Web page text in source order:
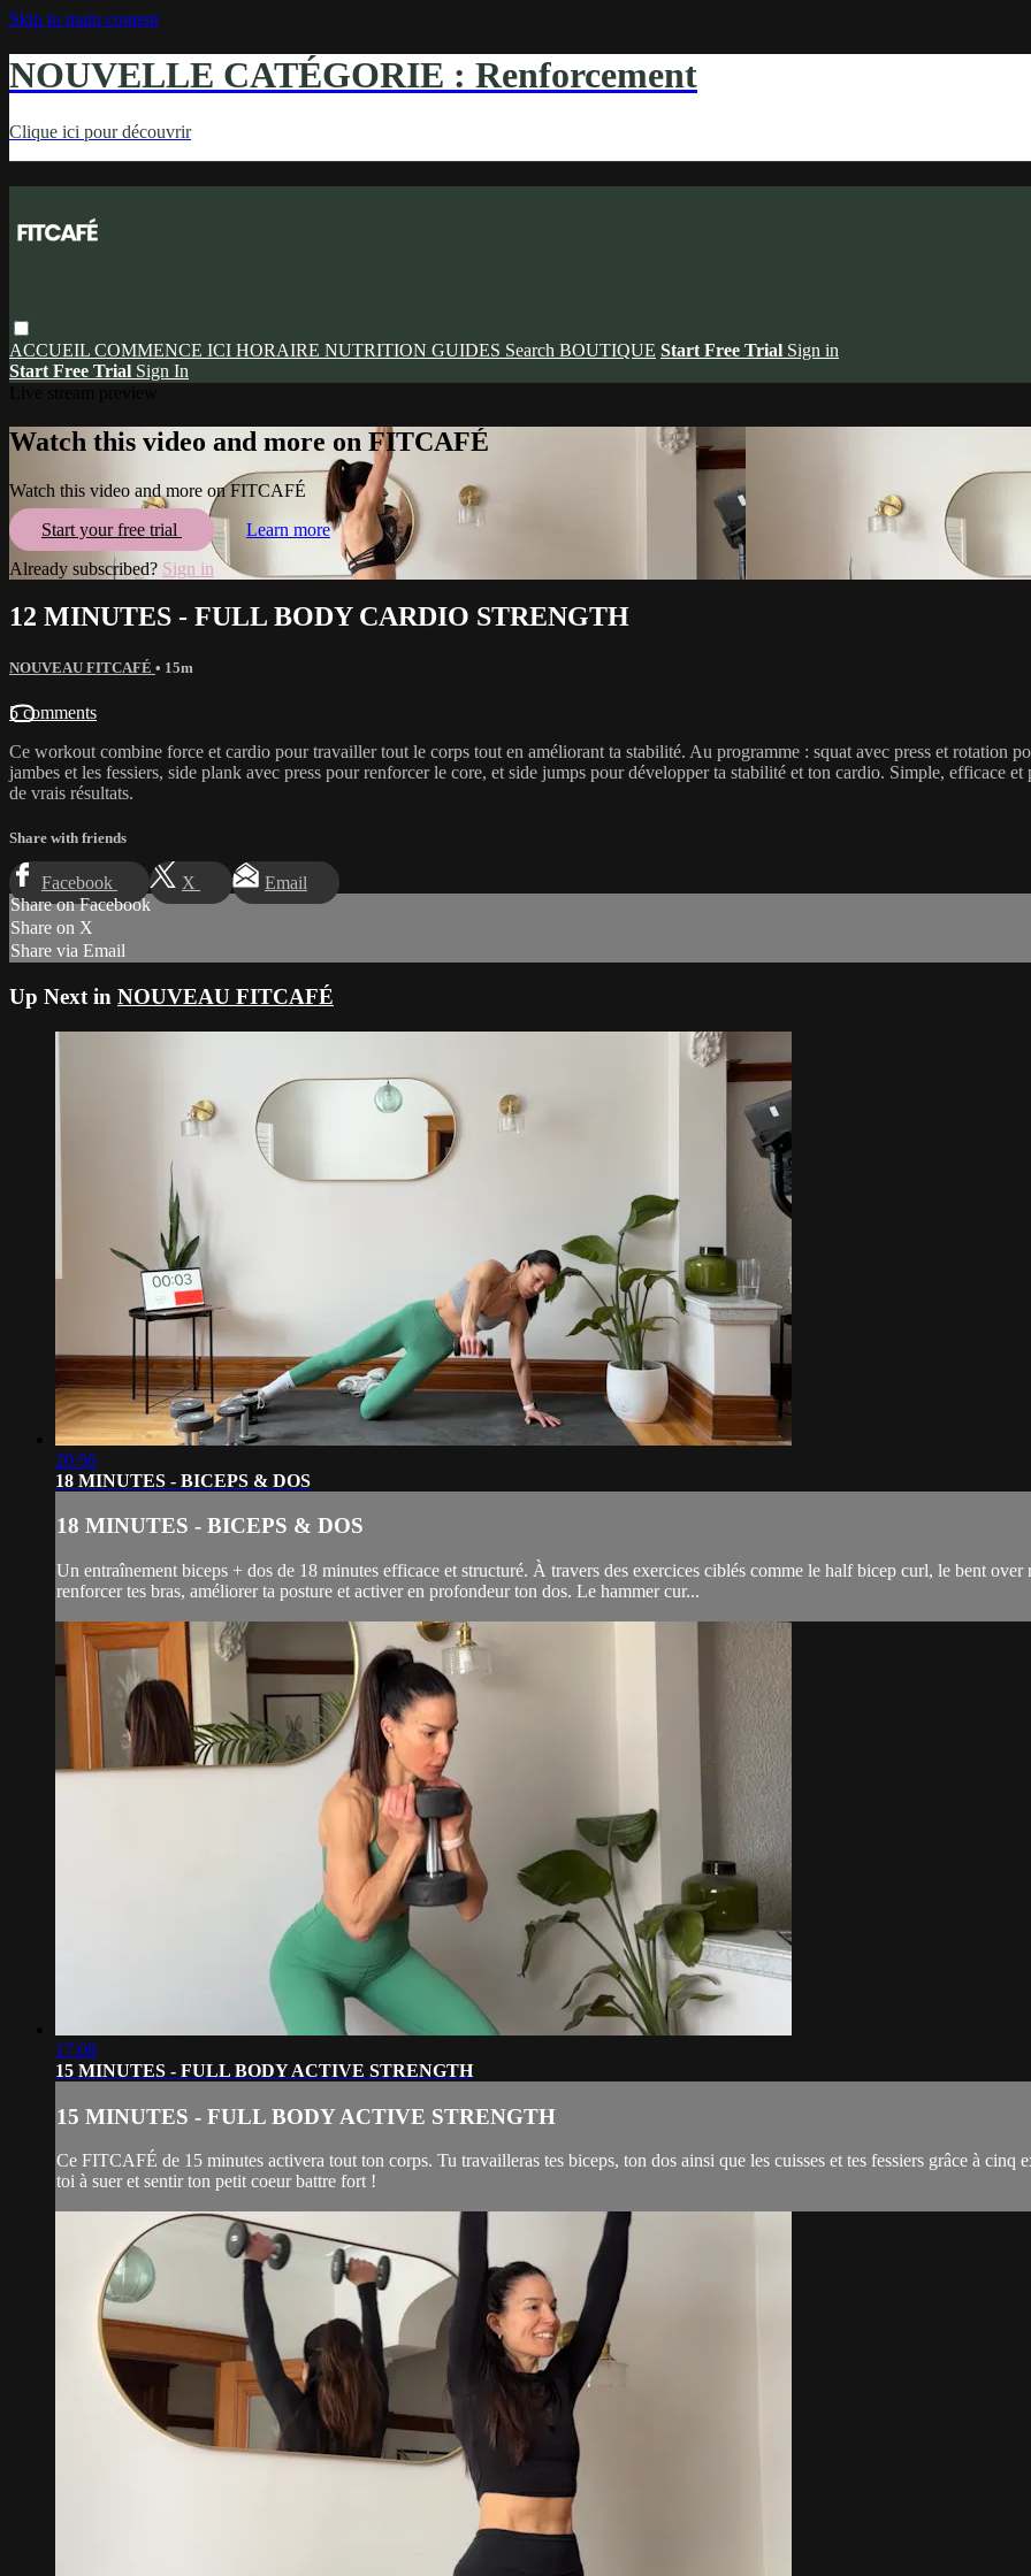
Skip to main content
NOUVELLE CATÉGORIE : Renforcement
Clique ici pour découvrir
ACCUEIL COMMENCE ICI HORAIRE NUTRITION GUIDES Search BOUTIQUE Start Free Trial Sign in
Start Free Trial Sign In
Watch this video and more on FITCAFÉ
Watch this video and more on FITCAFÉ
Start your free trial
Learn more
Already subscribed? Sign in
12 MINUTES - FULL BODY CARDIO STRENGTH
NOUVEAU FITCAFÉ • 15m
5 comments
Ce workout combine force et cardio pour travailler tout le corps tout en améliorant ta stabilité. Au programme : squat avec press et rotation
jambes et les fessiers, side plank avec press pour renforcer le core, et side jumps pour développer ta stabilité et ton cardio. Simple, efficace
de vrais résultats.
Share with friends
Facebook X
Email
Share on Facebook
Share on X
Share via Email
Up Next in NOUVEAU FITCAFÉ
20:56
18 MINUTES - BICEPS & DOS
18 MINUTES - BICEPS & DOS
Un entraînement biceps + dos de 18 minutes efficace et structuré. À travers des exercices ciblés comme le half bicep curl, le bent
renforcer tes bras, améliorer ta posture et activer en profondeur ton dos. Le hammer cur...
17:08
15 MINUTES - FULL BODY ACTIVE STRENGTH
15 MINUTES - FULL BODY ACTIVE STRENGTH
Ce FITCAFÉ de 15 minutes activera tout ton corps. Tu travailleras tes biceps, ton dos ainsi que les cuisses et tes fessiers grâce à cinq
toi à suer et sentir ton petit coeur battre fort !